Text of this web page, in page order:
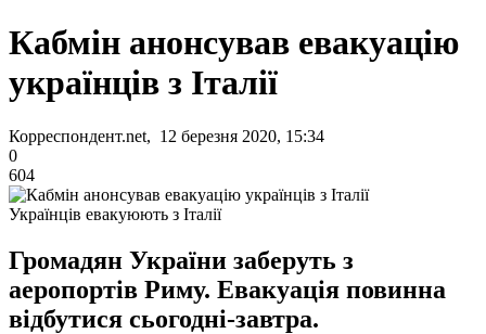
Кабмін анонсував евакуацію
українців з Італії
Корреспондент.net, 12 березня 2020, 15:34
0
604
Українців евакуюють з Італії
Громадян України заберуть з
аеропортів Риму. Евакуація повинна
відбутися сьогодні-завтра.